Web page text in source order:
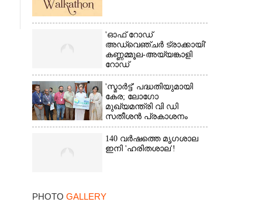
'ഓഫ് റോഡ്
അഡ്വെഞ്ചർ ട്രാക്കായി'
കണ്ണമ്മൂല-അയ്യങ്കാളി
റോഡ്
'സ്മാർട്ട്' പദ്ധതിയുമായി
കേര; ലോഗോ
മുഖ്യമന്ത്രി വി ഡി
സതീശൻ പ്രകാശനം
ചെയ്തു
140 വർഷത്തെ മൃഗശാല
ഇനി 'ഹരിതശാല'!
PHOTO GALLERY
×